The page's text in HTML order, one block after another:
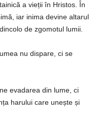
a vieții în Hristos. În
iar inima devine altarul
de zgomotul lumii.
nu dispare, ci se
evadarea din lume, ci
harului care unește și